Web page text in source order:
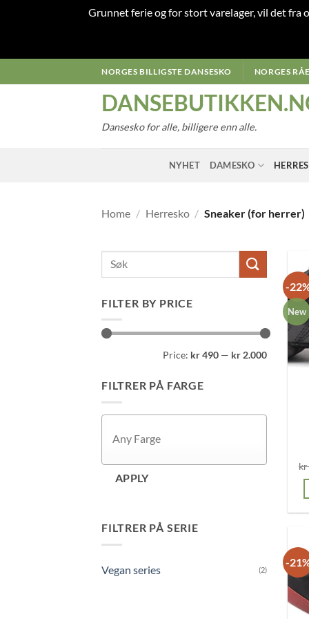
Grunnet ferie og for stort varelager, vil det fra
to
NORGES BILLIGSTE DANSESKO NORGES
Dansesko for alle, billigere enn alle.
NYHET DAMESKO
Home / Herresko / Sneaker (for herrer)
FILTER BY PRICE
Price: kr 490 — kr 2.000
FILTRER PÅ FARGE
APPLY
FILTRER PÅ SERIE
Vegan series (2)
-
New
kr
-